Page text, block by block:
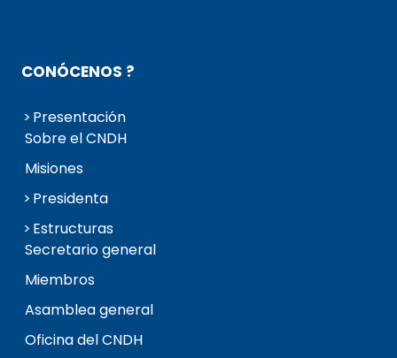
CONÓCENOS ?
Presentación
Sobre el CNDH
Misiones
Presidenta
Estructuras
Secretario general
Miembros
Asamblea general
Oficina del CNDH